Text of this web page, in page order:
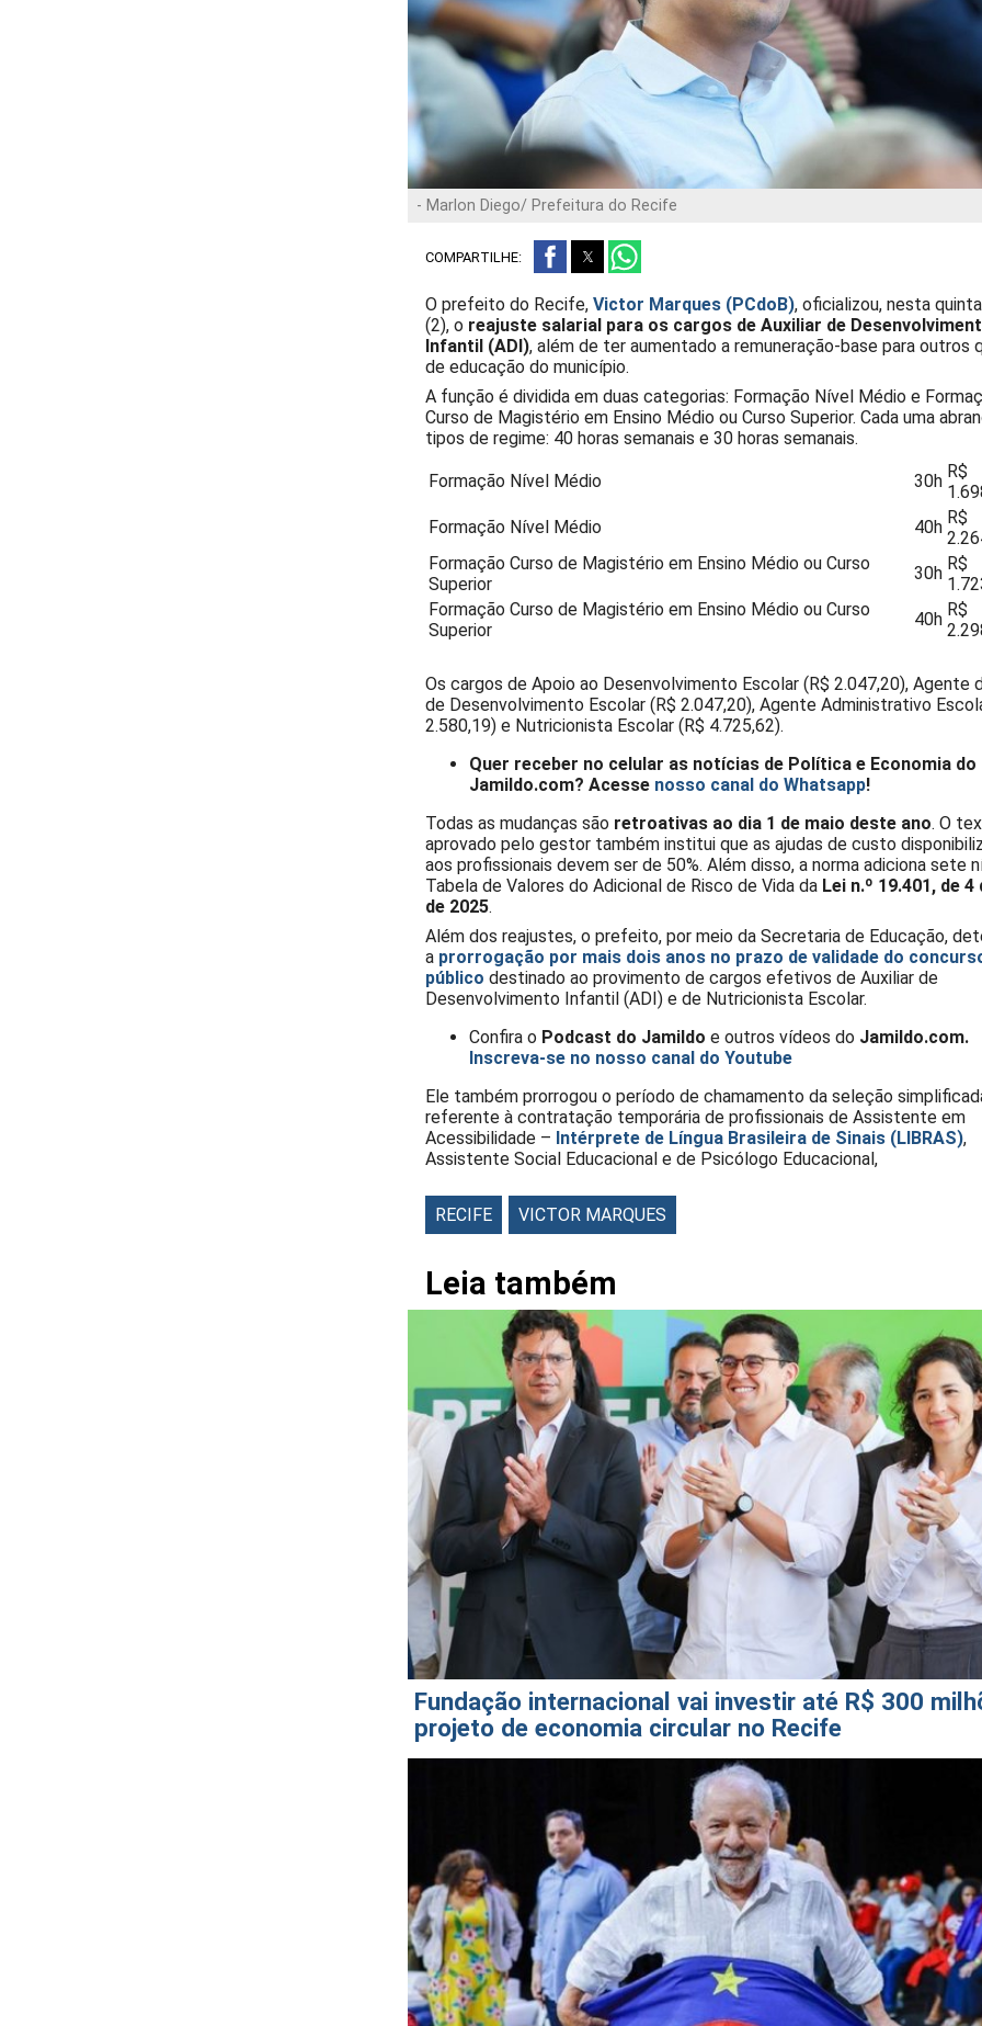
- Marlon Diego/ Prefeitura do Recife
COMPARTILHE:
O prefeito do Recife, Victor Marques (PCdoB), oficializou, nesta
(2), o reajuste salarial para os cargos de Auxiliar de
Infantil (ADI), além de ter aumentado a remuneração-base para outros
de educação do município.
A função é dividida em duas categorias: Formação Nível Médio e
Curso de Magistério em Ensino Médio ou Curso Superior. Cada uma
tipos de regime: 40 horas semanais e 30 horas semanais.
Formação Nível Médio 30h R$
Formação Nível Médio
40h R$
Formação Curso de Magistério em Ensino Médio ou Curso
Superior
30h R$
Formação Curso de Magistério em Ensino Médio ou Curso
Superior
40h R$
Os cargos de Apoio ao Desenvolvimento Escolar (R$ 2.047,20), Agente
de Desenvolvimento Escolar (R$ 2.047,20), Agente Administrativo
2.580,19) e Nutricionista Escolar (R$ 4.725,62).
Quer receber no celular as notícias de Política e Economia do
Jamildo.com? Acesse nosso canal do Whatsapp!
Todas as mudanças são retroativas ao dia 1 de maio deste ano. O
aprovado pelo gestor também institui que as ajudas de custo
aos profissionais devem ser de 50%. Além disso, a norma adiciona sete
Tabela de Valores do Adicional de Risco de Vida da Lei n.º 19.401, de 4
de 2025.
Além dos reajustes, o prefeito, por meio da Secretaria de Educação,
a prorrogação por mais dois anos no prazo de validade do
público destinado ao provimento de cargos efetivos de Auxiliar de
Desenvolvimento Infantil (ADI) e de Nutricionista Escolar.
Confira o Podcast do Jamildo e outros vídeos do Jamildo.com.
Inscreva-se no nosso canal do Youtube
Ele também prorrogou o período de chamamento da seleção
referente à contratação temporária de profissionais de Assistente em
Acessibilidade – Intérprete de Língua Brasileira de Sinais (LIBRAS),
Assistente Social Educacional e de Psicólogo Educacional,
RECIFE VICTOR MARQUES
Leia também
Fundação internacional vai investir até R$ 300
projeto de economia circular no Recife